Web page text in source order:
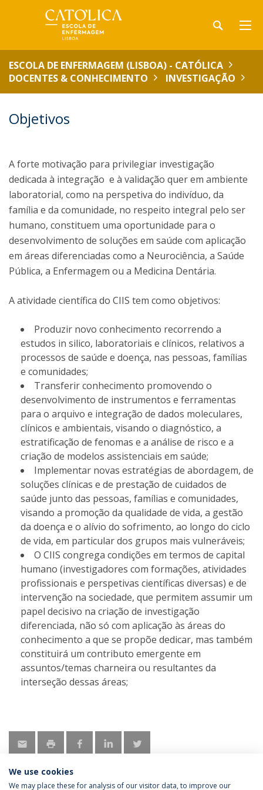
ESCOLA DE ENFERMAGEM (LISBOA) - CATÓLICA
DOCENTES & CONHECIMENTO
INVESTIGAÇÃO
Objetivos
A forte motivação para privilegiar investigação
dedicada à integração e à validação quer em ambiente
laboratorial, como na perspetiva do indivíduo, da
família e da comunidade, no respeito integral pelo ser
humano, constituem uma oportunidade para o
desenvolvimento de soluções em saúde com aplicação
em áreas diferenciadas como a Neurociência, a Saúde
Pública, a Enfermagem ou a Medicina Dentária.
A atividade científica do CIIS tem como objetivos:
Produzir novo conhecimento recorrendo a
estudos in silico, laboratoriais e clínicos, relativos a
processos de saúde e doença, nas pessoas, famílias
e comunidades;
Transferir conhecimento promovendo o
desenvolvimento de instrumentos e ferramentas
para o arquivo e integração de dados moleculares,
clínicos e ambientais, visando o diagnóstico, a
estratificação de fenomas e a análise de risco e a
criação de modelos assistenciais em saúde;
Implementar novas estratégias de abordagem, de
soluções clínicas e de prestação de cuidados de
saúde junto das pessoas, famílias e comunidades,
visando a promoção da qualidade de vida, a gestão
da doença e o alívio do sofrimento, ao longo do ciclo
de vida, em particular dos grupos mais vulneráveis;
O CIIS congrega condições em termos de capital
humano (investigadores com formações, atividades
profissionais e perspetivas científicas diversas) e de
intervenção na sociedade, que permitem assumir um
papel decisivo na criação de investigação
diferenciada, não só com aplicação às áreas do
conhecimento a que se propõe dedicar, mas também
constituirá um contributo emergente em
assuntos/temas charneira ou resultantes da
interseção dessas áreas;
We use cookies
We may place these for analysis of our visitor data, to improve our